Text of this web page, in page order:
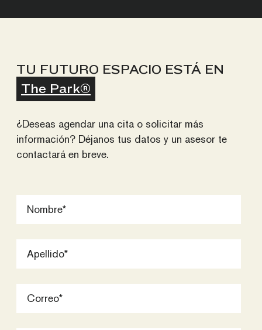
TU FUTURO ESPACIO ESTÁ EN
The Park®
¿Deseas agendar una cita o solicitar más
información? Déjanos tus datos y un asesor te
contactará en breve.